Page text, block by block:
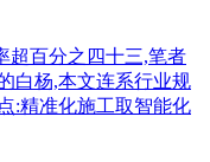
超百分之四十三,笔者
白杨,本文连系行业规
:精准化施工取智能化